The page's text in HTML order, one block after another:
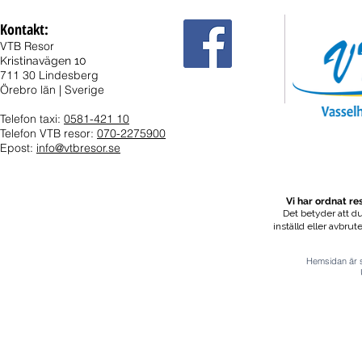
Kontakt:
VTB Resor
Kristinavägen 10
711 30 Lindesberg
Örebro län | Sverige
Telefon taxi: 0581-421 10
Telefon VTB resor: 070-2275900
Epost: info@vtbresor.se
Vi har ordnat
Det betyder att
inställd eller
Hemsidan